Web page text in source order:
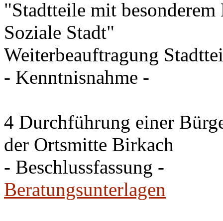
"Stadtteile mit
Soziale Stadt"
Weiterbeauftragung
- Kenntnisnahme -
4 Durchführung einer
der Ortsmitte Birkach
- Beschlussfassung -
Beratungsunterlagen